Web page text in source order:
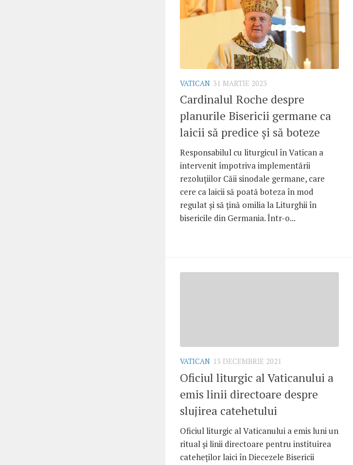
VATICAN 31 MARTIE 2023
Cardinalul Roche despre
planurile Bisericii germane ca
laicii să predice și să boteze
Responsabilul cu liturgicul în Vatican a
intervenit împotriva implementării
rezoluțiilor Căii sinodale germane, care
cere ca laicii să poată boteza în mod
regulat și să țină omilia la Liturghii în
bisericile din Germania. Într-o...
VATICAN 13 DECEMBRIE 2021
Oficiul liturgic al Vaticanului a
emis linii directoare despre
slujirea catehetului
Oficiul liturgic al Vaticanului a emis luni un
ritual și linii directoare pentru instituirea
cateheților laici în Diecezele Bisericii